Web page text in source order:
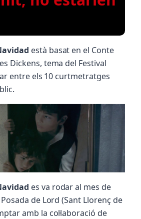
està basat en el Conte
Dickens, tema del Festival
entre els 10 curtmetratges
es va rodar al mes de
de Lord (Sant Llorenç de
amb la col·laboració de